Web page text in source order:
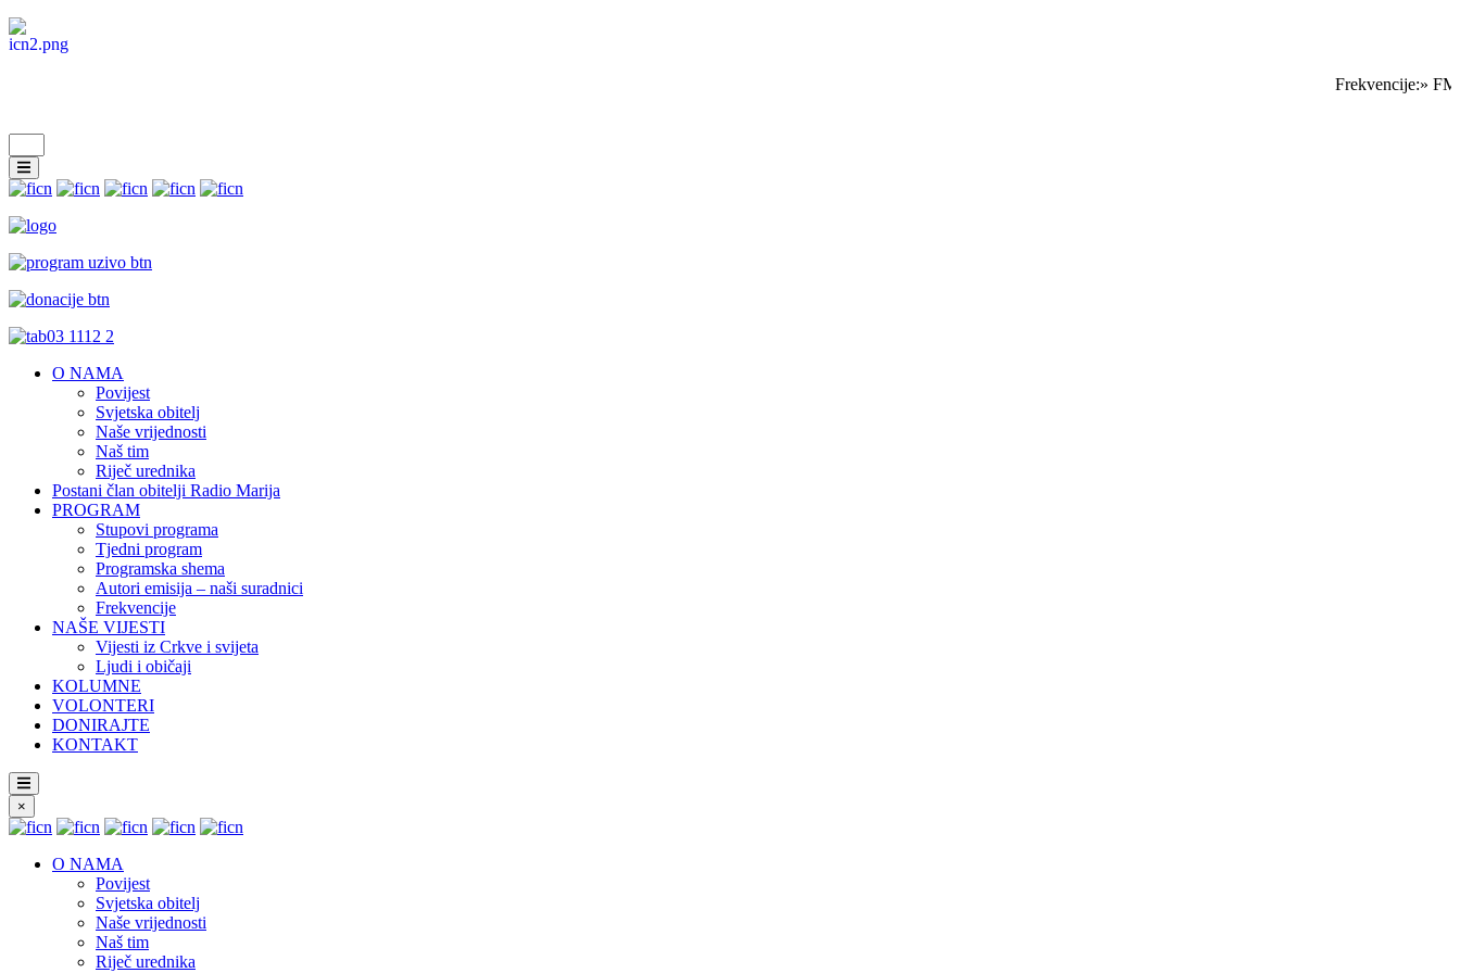
Frekvencije:» FM
O NAMA
Povijest
Svjetska obitelj
Naše vrijednosti
Naš tim
Riječ urednika
Postani član obitelji Radio Marija
PROGRAM
Stupovi programa
Tjedni program
Programska shema
Autori emisija – naši suradnici
Frekvencije
NAŠE VIJESTI
Vijesti iz Crkve i svijeta
Ljudi i običaji
KOLUMNE
VOLONTERI
DONIRAJTE
KONTAKT
×
O NAMA
Povijest
Svjetska obitelj
Naše vrijednosti
Naš tim
Riječ urednika